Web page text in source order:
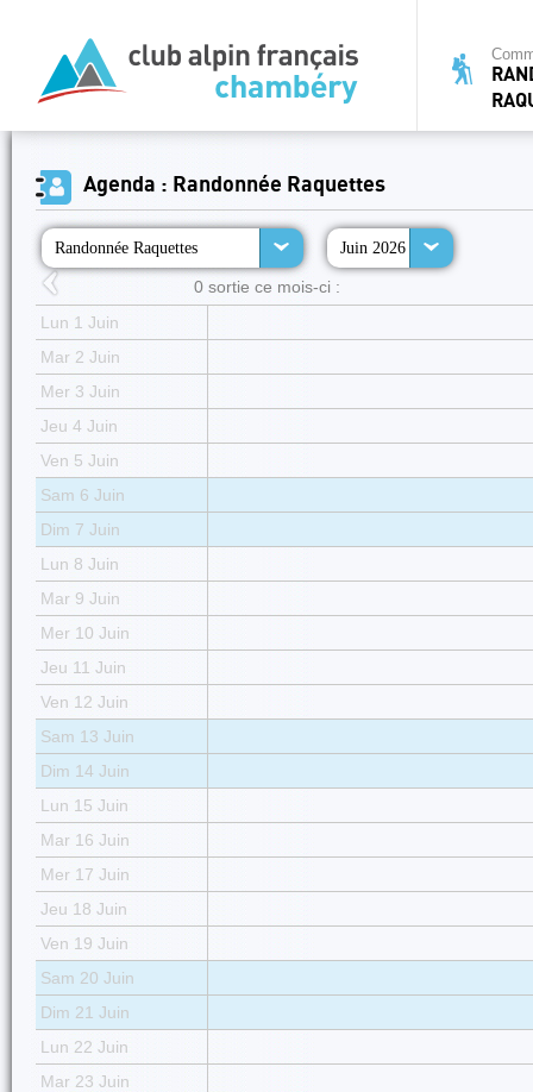
Agenda : Randonnée Raquettes
Randonnée Raquettes Juin 2026
0 sortie ce mois-ci :
Lun 1 Juin
Mar 2 Juin
Mer 3 Juin
Jeu 4 Juin
Ven 5 Juin
Sam 6 Juin
Dim 7 Juin
Lun 8 Juin
Mar 9 Juin
Mer 10 Juin
Jeu 11 Juin
Ven 12 Juin
Sam 13 Juin
Dim 14 Juin
Lun 15 Juin
Mar 16 Juin
Mer 17 Juin
Jeu 18 Juin
Ven 19 Juin
Sam 20 Juin
Dim 21 Juin
Lun 22 Juin
Mar 23 Juin